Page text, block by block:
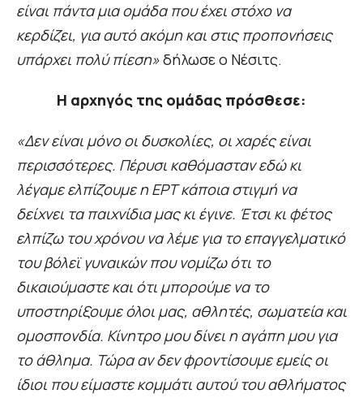
είναι πάντα μια ομάδα που έχει στόχο να
κερδίζει, για αυτό ακόμη και στις προπονήσεις
υπάρχει πολύ πίεση»δήλωσε ο Νέσιτς.
Η αρχηγός της ομάδας πρόσθεσε:
«Δεν είναι μόνο οι δυσκολίες, οι χαρές είναι
περισσότερες. Πέρυσι καθόμασταν εδώ κι
λέγαμε ελπίζουμε η ΕΡΤ κάποια στιγμή να
δείχνει τα παιχνίδια μας κι έγινε. Έτσι κι φέτος
ελπίζω του χρόνου να λέμε για το επαγγελματικό
του βόλεϊ γυναικών που νομίζω ότι το
δικαιούμαστε και ότι μπορούμε να το
υποστηρίξουμε όλοι μας, αθλητές, σωματεία και
ομοσπονδία. Κίνητρο μου δίνει η αγάπη μου για
το άθλημα. Τώρα αν δεν φροντίσουμε εμείς οι
ίδιοι που είμαστε κομμάτι αυτού του αθλήματος